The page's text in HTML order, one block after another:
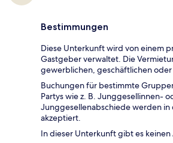
Bestimmungen
Diese Unterkunft wird von einem
Gastgeber verwaltet. Die
gewerblichen, geschäftlichen
Buchungen für bestimmte
Partys wie z. B. Junggesellinnen-
Junggesellenabschiede werden
akzeptiert.
In dieser Unterkunft gibt es keinen